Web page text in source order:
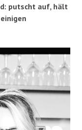
putscht auf, hält